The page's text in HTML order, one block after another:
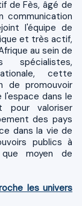
de Fès, âgé de
communication
l'équipe de
et très actif,
au sein de
spécialistes,
cette
de promouvoir
dans le
pour valoriser
des pays
dans la vie de
publics à
moyen de
les univers